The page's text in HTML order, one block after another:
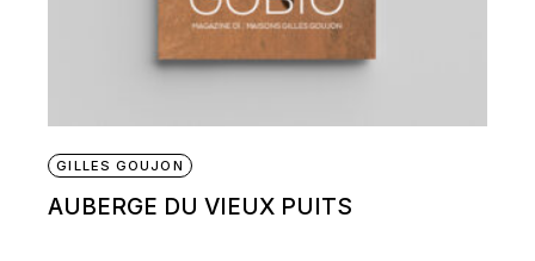
GILLES GOUJON
AUBERGE DU VIEUX PUITS